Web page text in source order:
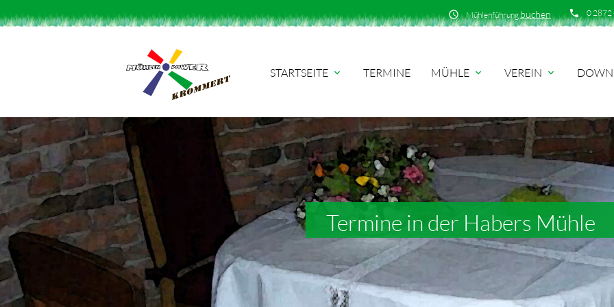
phone 0 2872
schedule Mühlenführungbuchen
STARTSEITE expand_more TERMINE MÜHLE expand_more VEREIN expand_more
Suchbegriffe
Termine in der Habers Mühle